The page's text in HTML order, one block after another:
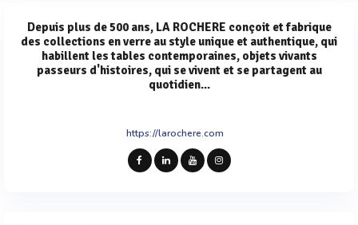
Depuis plus de 500 ans, LA ROCHERE conçoit et fabrique
des collections en verre au style unique et authentique, qui
habillent les tables contemporaines, objets vivants
passeurs d'histoires, qui se vivent et se partagent au
quotidien...
https://larochere.com